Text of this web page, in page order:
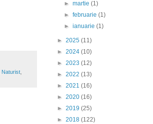
Naturist,
►martie(1)
►februarie(1)
►ianuarie(1)
► 2025 (11)
► 2024 (10)
► 2023 (12)
► 2022 (13)
► 2021 (16)
► 2020 (16)
► 2019 (25)
► 2018 (122)